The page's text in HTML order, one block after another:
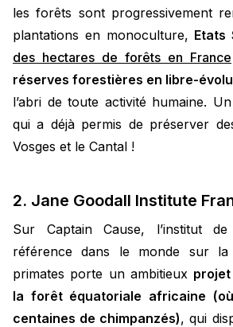
les forêts sont progressivement
plantations en monoculture, Etats
des hectares de forêts en France
réserves forestières en libre-
l’abri de toute activité humaine.
qui a déjà permis de préserver
Vosges et le Cantal !
2. Jane Goodall Institute
Sur Captain Cause, l’institut
référence dans le monde sur la
primates porte un ambitieux
la forêt équatoriale africaine
centaines de chimpanzés), qui